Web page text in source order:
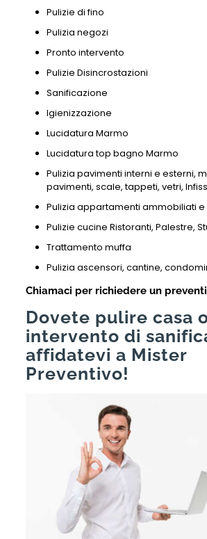
Pulizie di fino
Pulizia negozi
Pronto intervento
Pulizie Disincrostazioni
Sanificazione
Igienizzazione
Lucidatura Marmo
Lucidatura top bagno Marmo
Pulizia pavimenti interni e esterni,
pavimenti, scale, tappeti, vetri,
Pulizia appartamenti ammobiliati e
Pulizie cucine Ristoranti, Palestre,
Trattamento muffa
Pulizia ascensori, cantine,
Chiamaci per richiedere un
Dovete pulire casa
intervento di
affidatevi a Mister
Preventivo!